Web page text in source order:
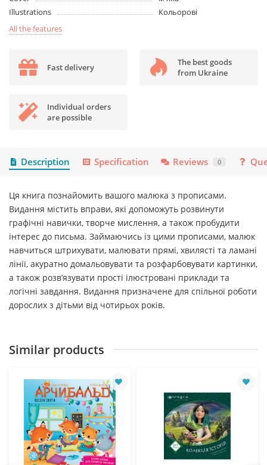
Illustrations
Кольорові
All the features
Fast delivery
The best goods
from Ukraine
Individual orders
are possible
Description Specification Reviews 0
Ця книга познайомить вашого малюка з прописами.
Видання містить вправи, які допоможуть розвинути
графічні навички, творче мислення, а також пробудити
інтерес до письма. Займаючись із цими прописами, малюк
навчиться штрихувати, малювати прямі, хвилясті та ламані
лінії, акуратно домальовувати та розфарбовувати картинки,
а також розв’язувати прості ілюстровані приклади та
логічні завдання. Видання призначене для спільної роботи
дорослих з дітьми від чотирьох років.
Similar products